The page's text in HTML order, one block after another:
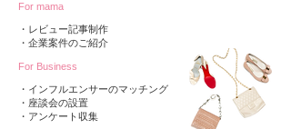
For mama
・レビュー記事制作
・企業案件の​ご紹介
For Business
・インフルエンサーのマッチング
・座談会の設置
・​アンケート収集